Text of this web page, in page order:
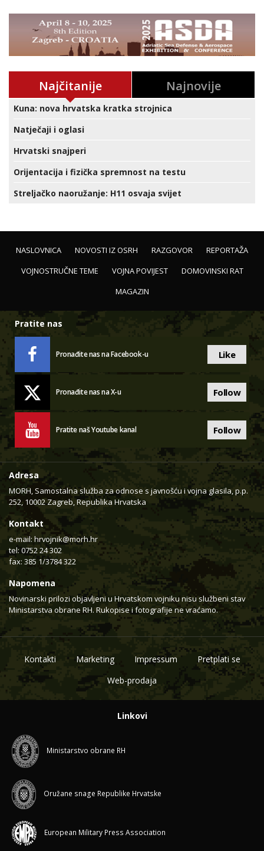
Najčitanije Najnovije
Kuna: nova hrvatska kratka strojnica
Natječaji i oglasi
Hrvatski snajperi
Orijentacija i fizička spremnost na testu
Streljačko naoružanje: H11 osvaja svijet
NASLOVNICA NOVOSTI IZ OSRH RAZGOVOR
REPORTAŽA
VOJNOSTRUČNE TEME
VOJNA POVIJEST
DOMOVINSKI RAT
MAGAZIN
Pratite nas
Pronađite nas na Facebook-u Like
Pronađite nas na X-u Follow
Pratite naš Youtube kanal Follow
Adresa
MORH, Samostalna služba za odnose s javnošću i vojna glasila, p.p.
252, 10002 Zagreb, Republika Hrvatska
Kontakt
e-mail: hrvojnik@morh.hr
tel: 0752 24 302
fax: 385 1/3784 322
Napomena
Novinarski prilozi objavljeni u Hrvatskom vojniku nisu službeni stav
Ministarstva obrane RH. Rukopise i fotografije ne vraćamo.
Kontakti Marketing Impressum
Pretplati se
Web-prodaja
Linkovi
Ministarstvo obrane RH
Oružane snage Republike Hrvatske
European Military Press Association